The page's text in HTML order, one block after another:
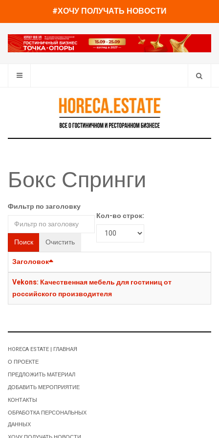
#ХОЧУ ПОЛУЧАТЬ НОВОСТИ
Бокс Спринги
Фильтр по заголовку
Поиск Очистить
Кол-во строк:
Заголовок
Vekons: Качественная мебель для гостиниц от
российского производителя
HORECA ESTATE | ГЛАВНАЯ
О ПРОЕКТЕ
ПРЕДЛОЖИТЬ МАТЕРИАЛ
ДОБАВИТЬ МЕРОПРИЯТИЕ
КОНТАКТЫ
ОБРАБОТКА ПЕРСОНАЛЬНЫХ
ДАННЫХ